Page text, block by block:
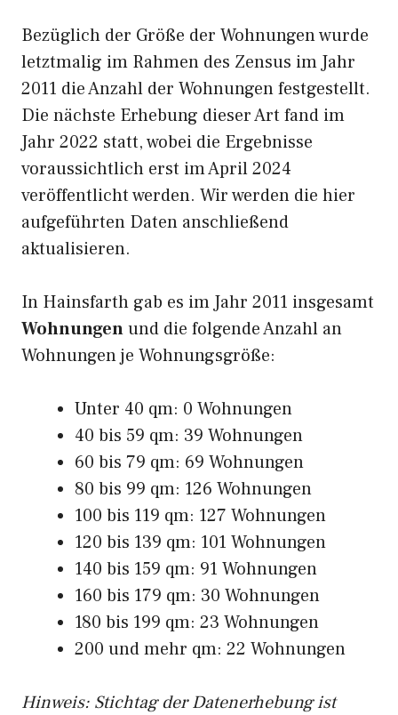
Bezüglich der Größe der Wohnungen wurde
letztmalig im Rahmen des Zensus im Jahr
2011 die Anzahl der Wohnungen festgestellt.
Die nächste Erhebung dieser Art fand im
Jahr 2022 statt, wobei die Ergebnisse
voraussichtlich erst im April 2024
veröffentlicht werden. Wir werden die hier
aufgeführten Daten anschließend
aktualisieren.
In Hainsfarth gab es im Jahr 2011 insgesamt
Wohnungenund die folgende Anzahl an
Wohnungen je Wohnungsgröße:
Unter 40 qm: 0 Wohnungen
40 bis 59 qm: 39 Wohnungen
60 bis 79 qm: 69 Wohnungen
80 bis 99 qm: 126 Wohnungen
100 bis 119 qm: 127 Wohnungen
120 bis 139 qm: 101 Wohnungen
140 bis 159 qm: 91 Wohnungen
160 bis 179 qm: 30 Wohnungen
180 bis 199 qm: 23 Wohnungen
200 und mehr qm: 22 Wohnungen
Hinweis: Stichtag der Datenerhebung ist